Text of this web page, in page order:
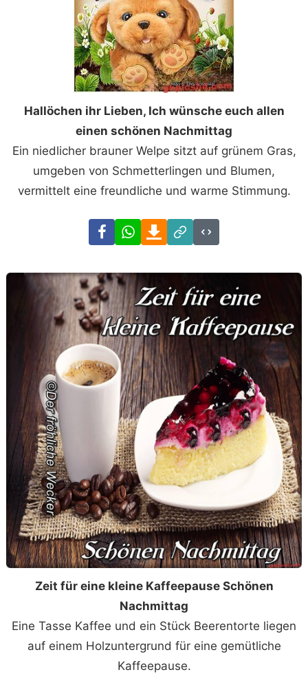
Hallöchen ihr Lieben, Ich wünsche euch allen
einen schönen Nachmittag
Ein niedlicher brauner Welpe sitzt auf grünem Gras,
umgeben von Schmetterlingen und Blumen,
vermittelt eine freundliche und warme Stimmung.
FacebookWhatsAppDownload
Link
Code
Zeit für eine kleine Kaffeepause Schönen
Nachmittag
Eine Tasse Kaffee und ein Stück Beerentorte liegen
auf einem Holzuntergrund für eine gemütliche
Kaffeepause.